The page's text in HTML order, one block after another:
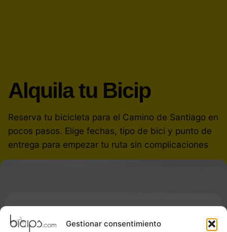
Gestionar consentimiento
Alquila tu Bicip
Reserva tu bicicleta para el Camino de Santiago en
pocos pasos. Elige fechas, tipo de bici y punto de
entrega para empezar tu ruta sin complicaciones
Reserva bicicletas